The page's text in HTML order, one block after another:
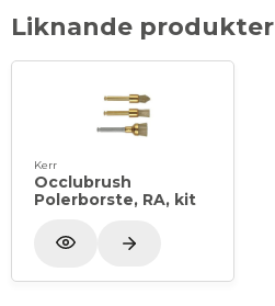
Liknande produkter
Kerr
Occlubrush
Polerborste, RA, kit